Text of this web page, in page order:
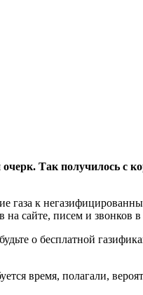
Так получилось с
газа к
на сайте, писем и звонков
о бесплатной
время, полагали,